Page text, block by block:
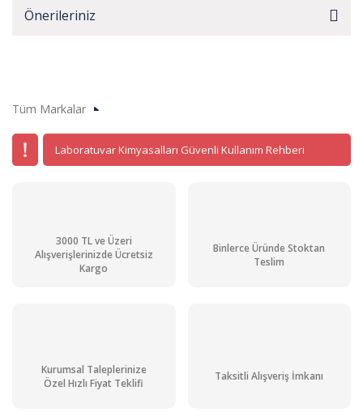
Önerileriniz
Tüm Markalar
Laboratuvar Kimyasalları Güvenli Kullanım Rehberi
3000 TL ve Üzeri
Alışverişlerinizde Ücretsiz
Kargo
Binlerce Üründe Stoktan
Teslim
Kurumsal Taleplerinize
Özel Hızlı Fiyat Teklifi
Taksitli Alışveriş İmkanı